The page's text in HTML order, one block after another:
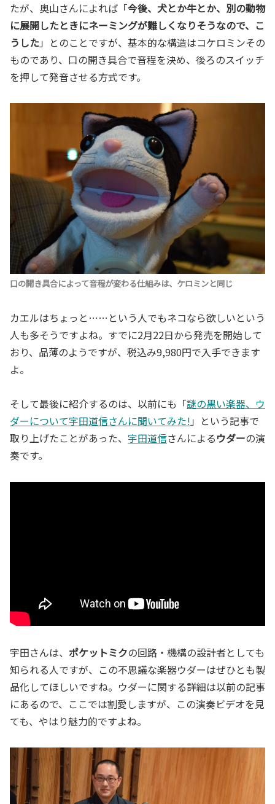
たが、奥山さんによれば「今後、犬とか牛とか、別の動物
に展開したときにネーミングが難しくなりそうなので、こ
うした」とのことですが、基本的な構造はコケロミンその
ものであり、口の開き具合で音程を決め、後ろのスイッチ
を押して発音させる方式です。
口の開き具合によって音程が変わる仕組みは、ケロミンと同じ
カエルはちょっと……という人でもネコなら欲しいという
人も多そうですよね。すでに2月22日から発売を開始して
おり、品薄のようですが、税込み9,980円で入手できます
よ。
そして最後に紹介するのは、以前にも「謎の黒い楽器、ウ
ダーについて宇田道信さんに聞いてみた! 」という記事で
取り上げたことがあった、 宇田道信さんによるウダーの演
奏です。
宇田さんは、 ポケットミクの回路・機構の設計者としても
知られる人ですが、この不思議な楽器ウダーはぜひとも製
品化してほしいですね。ウダーに関する詳細は以前の記事
にあるので、ここでは割愛しますが、この演奏ビデオを見
ても、やはり魅力的ですよね。